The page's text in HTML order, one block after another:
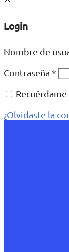
Login
Nombre de
Contraseña *
Recuérdame
¿Olvidaste la